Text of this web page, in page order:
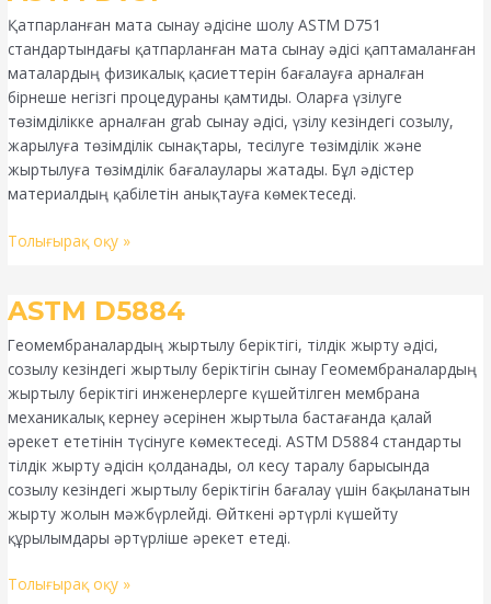
Қатпарланған мата сынау әдісіне шолу ASTM D751
стандартындағы қатпарланған мата сынау әдісі қаптамаланған
маталардың физикалық қасиеттерін бағалауға арналған
бірнеше негізгі процедураны қамтиды. Оларға үзілуге
төзімділікке арналған grab сынау әдісі, үзілу кезіндегі созылу,
жарылуға төзімділік сынақтары, тесілуге төзімділік және
жыртылуға төзімділік бағалаулары жатады. Бұл әдістер
материалдың қабілетін анықтауға көмектеседі.
Толығырақ оқу »
ASTM D5884
Геомембраналардың жыртылу беріктігі, тілдік жырту әдісі,
созылу кезіндегі жыртылу беріктігін сынау Геомембраналардың
жыртылу беріктігі инженерлерге күшейтілген мембрана
механикалық кернеу әсерінен жыртыла бастағанда қалай
әрекет ететінін түсінуге көмектеседі. ASTM D5884 стандарты
тілдік жырту әдісін қолданады, ол кесу таралу барысында
созылу кезіндегі жыртылу беріктігін бағалау үшін бақыланатын
жырту жолын мәжбүрлейді. Өйткені әртүрлі күшейту
құрылымдары әртүрліше әрекет етеді.
ASTM
Толығырақ оқу »